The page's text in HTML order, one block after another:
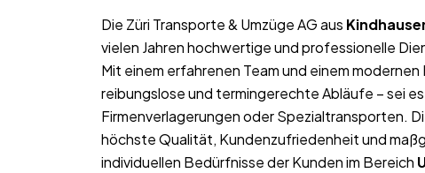
Die Züri Transporte & Umzüge AG aus
vielen Jahren hochwertige und professionelle
Mit einem erfahrenen Team und einem
reibungslose und termingerechte Abläufe – sei
Firmenverlagerungen oder Spezialtransporten.
höchste Qualität, Kundenzufriedenheit und
individuellen Bedürfnisse der Kunden im Bereich